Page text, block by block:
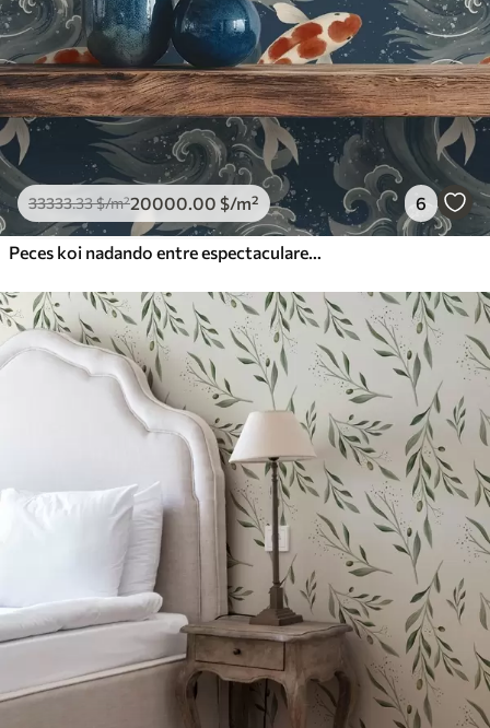
33333.33$/m²20000.00 $/m² 6
Peces koi nadando entre espectaculares olas oceánicas